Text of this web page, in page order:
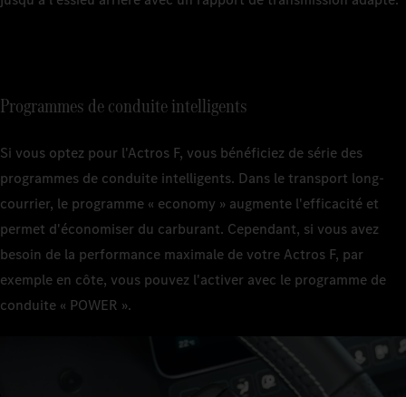
Programmes de conduite intelligents
Si vous optez pour l'Actros F, vous bénéficiez de série des
programmes de conduite intelligents. Dans le transport long-
courrier, le programme « economy » augmente l'efficacité et
permet d'économiser du carburant. Cependant, si vous avez
besoin de la performance maximale de votre Actros F, par
exemple en côte, vous pouvez l'activer avec le programme de
conduite « POWER ».